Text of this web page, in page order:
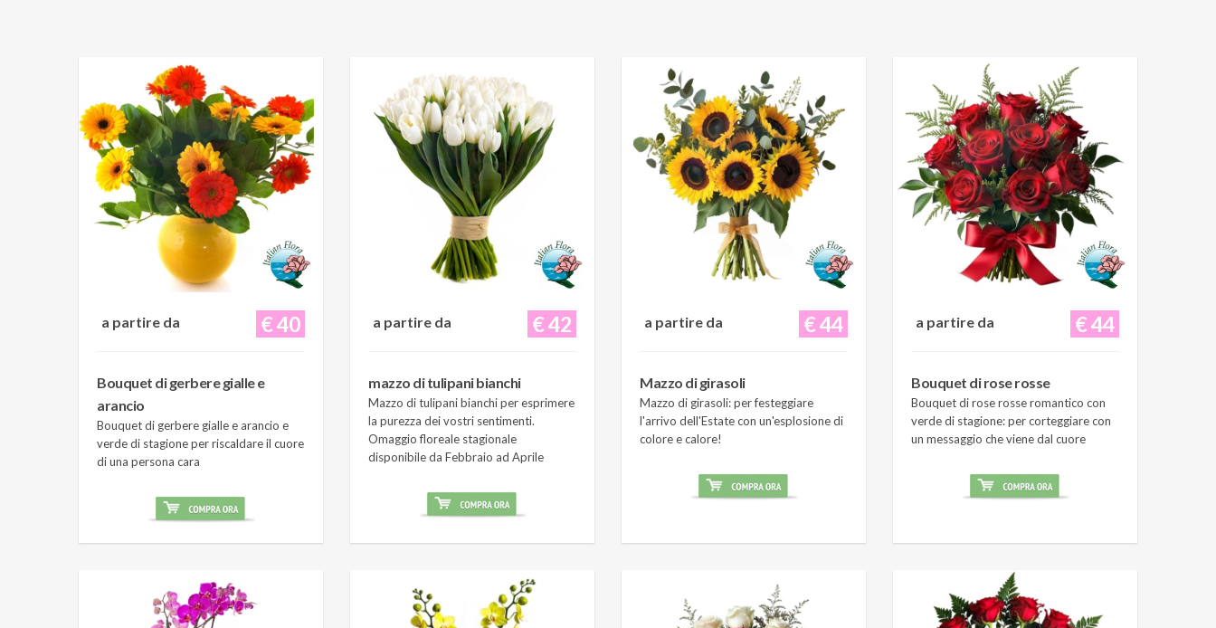
€ 40
a partire da
Bouquet di gerbere gialle e
arancio
Bouquet di gerbere gialle e arancio e
verde di stagione per riscaldare il cuore
di una persona cara
€ 42
a partire da
mazzo di tulipani bianchi
Mazzo di tulipani bianchi per esprimere
la purezza dei vostri sentimenti.
Omaggio floreale stagionale
disponibile da Febbraio ad Aprile
€ 44
a partire da
Mazzo di girasoli
Mazzo di girasoli: per festeggiare
l'arrivo dell'Estate con un'esplosione di
colore e calore!
€ 44
a partire da
Bouquet di rose rosse
Bouquet di rose rosse romantico con
verde di stagione: per corteggiare con
un messaggio che viene dal cuore